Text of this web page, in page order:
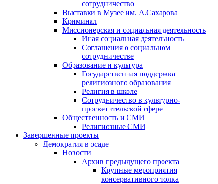
сотрудничество
Выставки в Музее им. А.Сахарова
Криминал
Миссионерская и социальная деятельность
Иная социальная деятельность
Соглашения о социальном
сотрудничестве
Образование и культура
Государственная поддержка
религиозного образования
Религия в школе
Сотрудничество в культурно-
просветительской сфере
Общественность и СМИ
Религиозные СМИ
Завершенные проекты
Демократия в осаде
Новости
Архив предыдущего проекта
Крупные мероприятия
консервативного толка